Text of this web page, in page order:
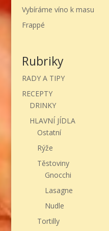
Vybíráme víno k masu
Frappé
Rubriky
RADY A TIPY
RECEPTY
DRINKY
HLAVNÍ JÍDLA
Ostatní
Rýže
Těstoviny
Gnocchi
Lasagne
Nudle
Tortilly